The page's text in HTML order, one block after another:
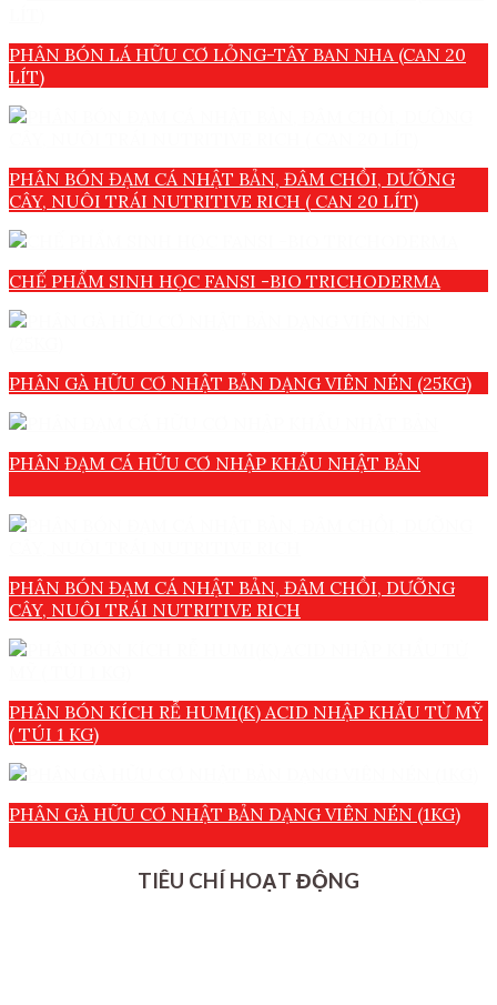
PHÂN BÓN LÁ HỮU CƠ LỎNG-TÂY BAN NHA (CAN 20
LÍT)
PHÂN BÓN ĐẠM CÁ NHẬT BẢN, ĐÂM CHỒI, DƯỠNG
CÂY, NUÔI TRÁI NUTRITIVE RICH ( CAN 20 LÍT)
CHẾ PHẨM SINH HỌC FANSI -BIO TRICHODERMA
PHÂN GÀ HỮU CƠ NHẬT BẢN DẠNG VIÊN NÉN (25KG)
PHÂN ĐẠM CÁ HỮU CƠ NHẬP KHẨU NHẬT BẢN
PHÂN BÓN ĐẠM CÁ NHẬT BẢN, ĐÂM CHỒI, DƯỠNG
CÂY, NUÔI TRÁI NUTRITIVE RICH
PHÂN BÓN KÍCH RỄ HUMI(K) ACID NHẬP KHẨU TỪ MỸ
( TÚI 1 KG)
PHÂN GÀ HỮU CƠ NHẬT BẢN DẠNG VIÊN NÉN (1KG)
TIÊU CHÍ HOẠT ĐỘNG